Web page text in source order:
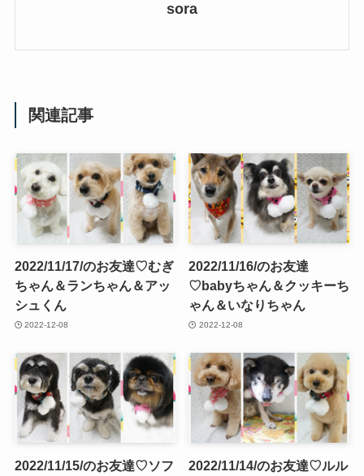
sora
関連記事
2022/11/17/のお友達♡むぎ
ちゃん＆ランちゃん＆アッ
シュくん
2022-12-08
2022/11/16/のお友達
♡babyちゃん＆クッキーち
ゃん＆いなりちゃん
2022-12-08
2022/11/15/のお友達♡ソフ
2022/11/14/のお友達♡ルル